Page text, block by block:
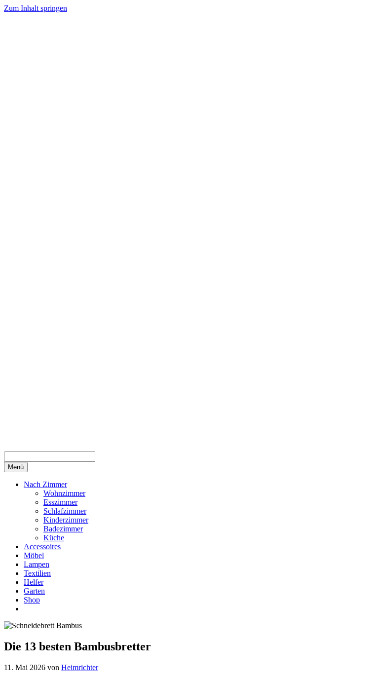
Zum Inhalt springen
Menü
Nach Zimmer
Wohnzimmer
Esszimmer
Schlafzimmer
Kinderzimmer
Badezimmer
Küche
Accessoires
Möbel
Lampen
Textilien
Helfer
Garten
Shop
Die 13 besten Bambusbretter
11. Mai 2026 von Heimrichter